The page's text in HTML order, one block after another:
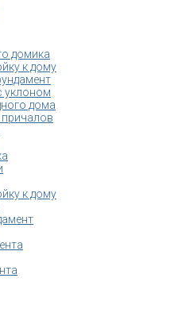
домика
к дому
уклоном
дома
к дому